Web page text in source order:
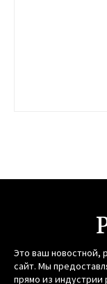
Это ваш новостной,
сайт. Мы
прямо из индустрии